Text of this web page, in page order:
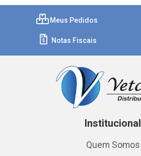
Meus Pedidos
Notas Fiscais
Institucional
Quem Somos